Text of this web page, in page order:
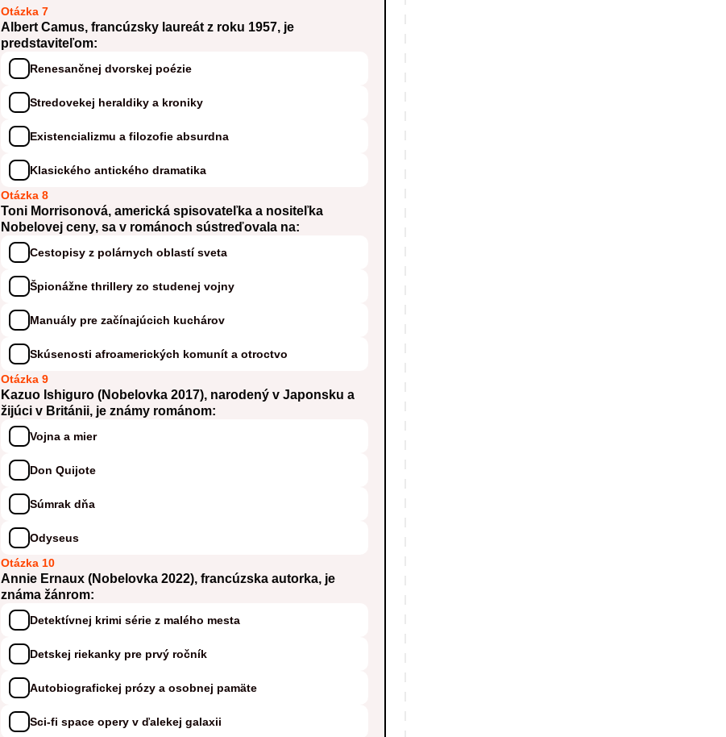
Otázka 7
Albert Camus, francúzsky laureát z roku 1957, je
predstaviteľom:
Renesančnej dvorskej poézie
Stredovekej heraldiky a kroniky
Existencializmu a filozofie absurdna
Klasického antického dramatika
Otázka 8
Toni Morrisonová, americká spisovateľka a nositeľka
Nobelovej ceny, sa v románoch sústreďovala na:
Cestopisy z polárnych oblastí sveta
Špionážne thrillery zo studenej vojny
Manuály pre začínajúcich kuchárov
Skúsenosti afroamerických komunít a otroctvo
Otázka 9
Kazuo Ishiguro (Nobelovka 2017), narodený v Japonsku a
žijúci v Británii, je známy románom:
Vojna a mier
Don Quijote
Súmrak dňa
Odyseus
Otázka 10
Annie Ernaux (Nobelovka 2022), francúzska autorka, je
známa žánrom:
Detektívnej krimi série z malého mesta
Detskej riekanky pre prvý ročník
Autobiografickej prózy a osobnej pamäte
Sci-fi space opery v ďalekej galaxii